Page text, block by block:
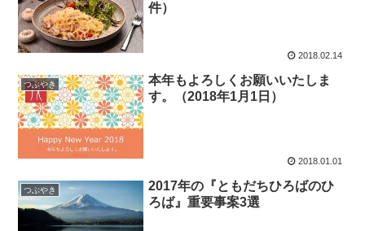
件）
2018.02.14
つぶやき
本年もよろしくお願いいたしま
す。（2018年1月1日）
2018.01.01
つぶやき
2017年の『ともだちひろばのひ
ろば』重要事案3選